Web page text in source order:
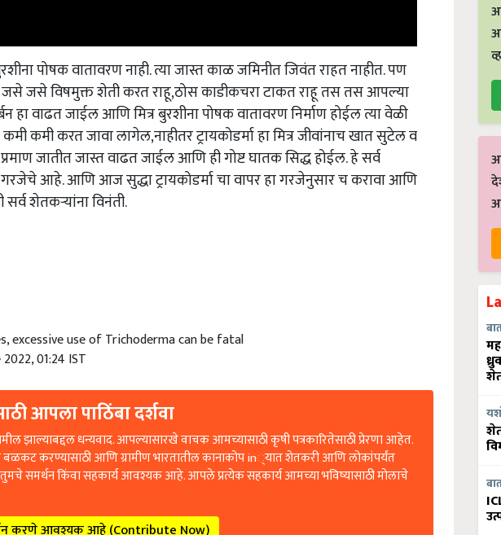
पोषक वातावरण नाही. त्या जास्त काळ जमिनीत जिवंत राहत नाहीत. पण
जसे विषमुक्त शेती करत राहू,ठोस काडीकचरा टाकत राहू तस तस आपल्या
हा वाढत जाईल आणि मित्र बुरशीना पोषक वातावरण निर्माण होईल त्या वेळी
कमी कमी करत जावा लागेल,नाहीतर ट्रायकोडर्मा हा मित्र जीवांनाच खात सुटेल व
प्रमाण जातीत जास्त वाढत जाईल आणि ही गोष्ट घातक सिद्ध होईल. हे सर्व
आहे. आणि आज सुद्धा ट्रायकोडर्मा चा वापर हा गरजेनुसार च करावा आणि
सर्व शेतकऱ्यांना विनंती.
excessive use of Trichoderma can be fatal
2022, 01:24 IST
आपला पाठिंबा दर्शवा
झाल्याबद्दल धन्यवाद. आपल्यासारखे वाचक आमच्यासाठी कृषी पत्रकारितेसाठी प्रेरणा आहेत.
बळकट करण्यासाठी आणि ग्रामीण भारतातील कानाकोप in्यात शेतकरी आणि लोकांपर्यंत
तुमचे समर्थन किंवा सहकार्य आवश्यक आहे. आपले प्रत्येक सहकार्य आमच्या भविष्यासाठी मोलाचे
करणे आवश्यक आहे (Contribute Now)